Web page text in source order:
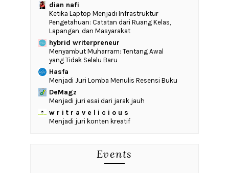
dian nafi
Ketika Laptop Menjadi Infrastruktur
Pengetahuan: Catatan dari Ruang Kelas,
Lapangan, dan Masyarakat
hybrid writerpreneur
Menyambut Muharram: Tentang Awal
yang Tidak Selalu Baru
Hasfa
Menjadi Juri Lomba Menulis Resensi Buku
DeMagz
Menjadi juri esai dari jarak jauh
w r i t r a v e l i c i o u s
Menjadi juri konten kreatif
Events